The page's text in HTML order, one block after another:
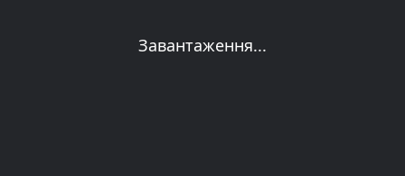
Завантаження...